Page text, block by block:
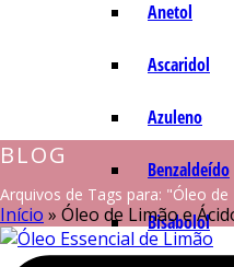
Anetol
Ascaridol
Azuleno
Benzaldeído
Bisabolol
BLOG
Arquivos de Tags para: "Óleo
Início » Óleo de Limão e